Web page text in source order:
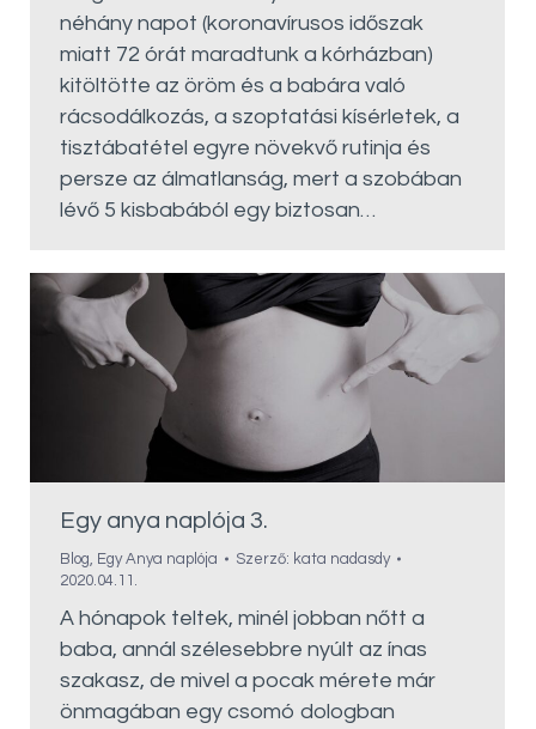
néhány napot (koronavírusos időszak
miatt 72 órát maradtunk a kórházban)
kitöltötte az öröm és a babára való
rácsodálkozás, a szoptatási kísérletek, a
tisztábatétel egyre növekvő rutinja és
persze az álmatlanság, mert a szobában
lévő 5 kisbabából egy biztosan…
Egy anya naplója 3.
Blog Egy Anya naplója Szerző: kata nadasdy
2020.04.11.
A hónapok teltek, minél jobban nőtt a
baba, annál szélesebbre nyúlt az ínas
szakasz, de mivel a pocak mérete már
önmagában egy csomó dologban